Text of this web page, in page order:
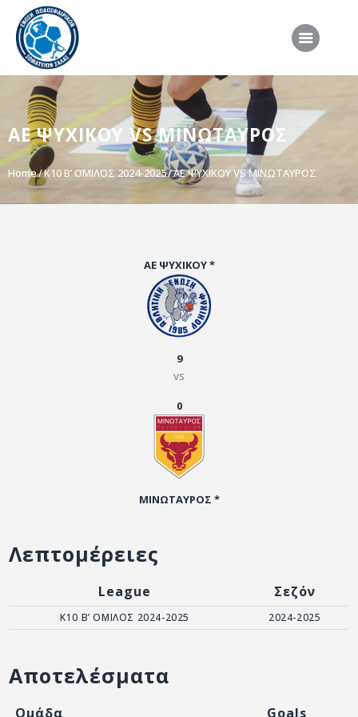
ΑΕ ΨΥΧΙΚΟΥ VS ΜΙΝΩΤΑΥΡΟΣ
Home K10 Β’ ΟΜΙΛΟΣ 2024-2025 ΑΕ ΨΥΧΙΚΟΥ VS ΜΙΝΩΤΑΥΡΟΣ
ΑΡΧΙΚΗ
ΕΠΣΣ
ΔΙΟΡΓΑΝΩΣΕΙΣ
ΠΡΟΕΘΝΙΚΕΣ ΟΜΑΔΕΣ
ΣΥΝΕΝΤΕΥΞΕΙΣ
ΑΕ ΨΥΧΙΚΟΥ *
9
vs
0
ΜΙΝΩΤΑΥΡΟΣ *
Λεπτομέρειες
League Σεζόν
K10 Β’ ΟΜΙΛΟΣ 2024-2025 2024-2025
Αποτελέσματα
Ομάδα Goals